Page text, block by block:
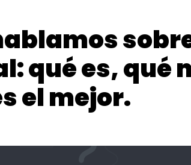
qué es, qué
el mejor.